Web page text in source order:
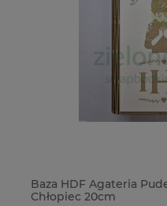
Baza HDF Agateria
Chłopiec 20cm